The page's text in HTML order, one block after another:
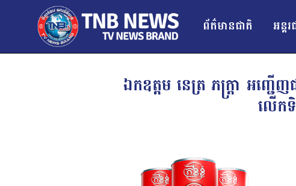
ព័ត៌មានជាតិ អន្ដ
ឯកឧត្តម នេត្រ ភក្រ្តា អញ្ជ
លើក